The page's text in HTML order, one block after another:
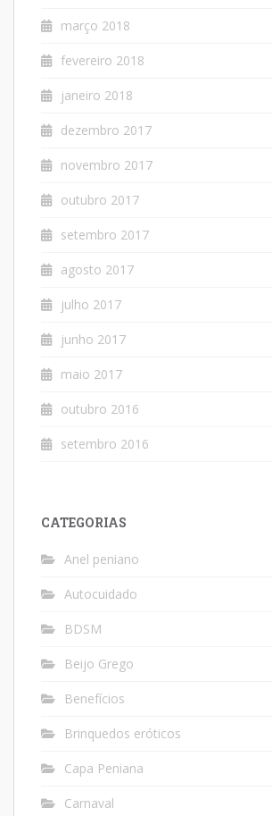
março 2018
fevereiro 2018
janeiro 2018
dezembro 2017
novembro 2017
outubro 2017
setembro 2017
agosto 2017
julho 2017
junho 2017
maio 2017
outubro 2016
setembro 2016
CATEGORIAS
Anel peniano
Autocuidado
BDSM
Beijo Grego
Benefícios
Brinquedos eróticos
Capa Peniana
Carnaval